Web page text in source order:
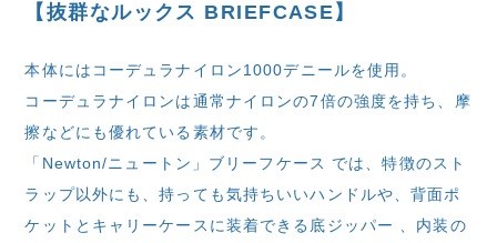
【抜群なルックス BRIEFCASE】
本体にはコーデュラナイロン1000デニールを使用。
コーデュラナイロンは通常ナイロンの7倍の強度を持ち、摩
擦などにも優れている素材です。
「Newton/ニュートン」ブリーフケース では、特徴のスト
ラップ以外にも、持っても気持ちいいハンドルや、背面ポ
ケットとキャリーケースに装着できる底ジッパー 、内装の